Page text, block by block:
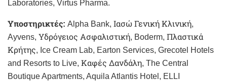
Laboratories, Virtus Pharma.
Υποστηρικτές: Alpha Bank, Ιασώ Γενική Κλινική,
Ayvens, Υδρόγειος Ασφαλιστική, Boderm, Πλαστικά
Κρήτης, Ice Cream Lab, Earton Services, Grecotel Hotels
and Resorts to Live, Καφές Δανδάλη, The Central
Boutique Apartments, Aquila Atlantis Hotel, ELLI